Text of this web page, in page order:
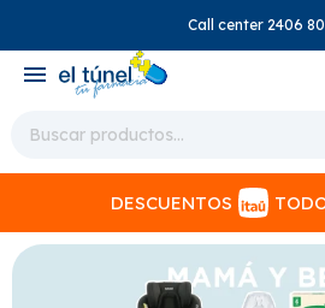
Call center 2406
menu
DESCUENTOS
close